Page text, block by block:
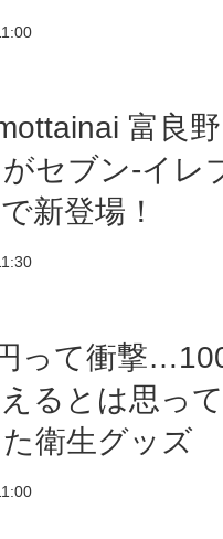
富良野
セブン‐イレ
新登場！
って衝撃
るとは思って
衛生グッズ